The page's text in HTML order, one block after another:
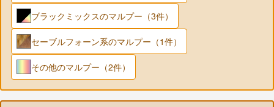
ブラックミックスのマルプー（3件）
セーブルフォーン系のマルプー（1件）
その他のマルプー（2件）